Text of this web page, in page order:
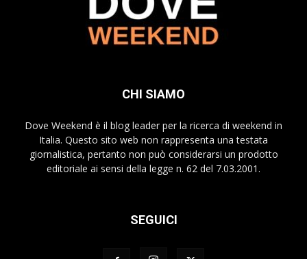
CHI SIAMO
Dove Weekend è il blog leader per la ricerca di weekend in
Italia. Questo sito web non rappresenta una testata
giornalistica, pertanto non può considerarsi un prodotto
editoriale ai sensi della legge n. 62 del 7.03.2001.
SEGUICI